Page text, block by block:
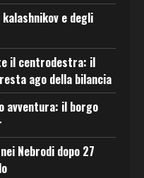
e degli
il centrodestra: il
ago della bilancia
avventura: il borgo
Nebrodi dopo 27